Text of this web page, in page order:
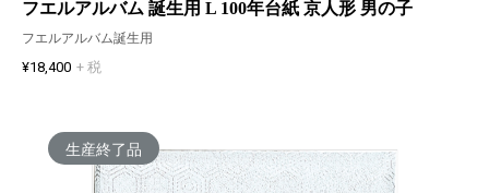
フエルアルバム 誕生用 L 100年台紙 京人形 男の子
フエルアルバム誕生用
¥18,400 + 税
生産終了品